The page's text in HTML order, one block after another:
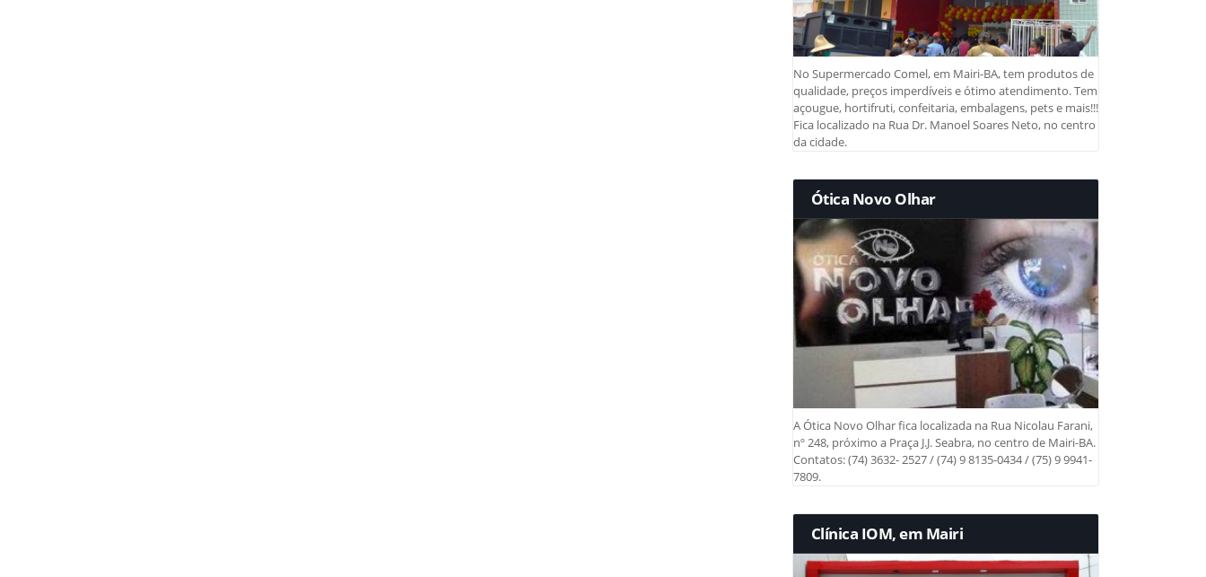
No Supermercado Comel, em Mairi-BA, tem produtos de
qualidade, preços imperdíveis e ótimo atendimento. Tem
açougue, hortifruti, confeitaria, embalagens, pets e mais!!!
Fica localizado na Rua Dr. Manoel Soares Neto, no centro
da cidade.
Ótica Novo Olhar
A Ótica Novo Olhar fica localizada na Rua Nicolau Farani,
nº 248, próximo a Praça J.J. Seabra, no centro de Mairi-BA.
Contatos: (74) 3632- 2527 / (74) 9 8135-0434 / (75) 9 9941-
7809.
Clínica IOM, em Mairi